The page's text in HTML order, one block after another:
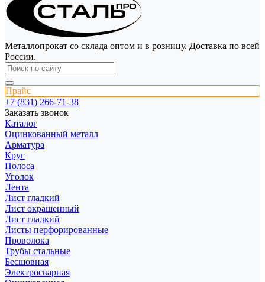
Металлопрокат со склада оптом и в розницу. Доставка по всей
России.
Прайс
+7 (831) 266-71-38
Заказать звонок
Каталог
Оцинкованный металл
Арматура
Круг
Полоса
Уголок
Лента
Лист гладкий
Лист окрашенный
Лист гладкий
Листы перфорированные
Проволока
Трубы стальные
Бесшовная
Электросварная